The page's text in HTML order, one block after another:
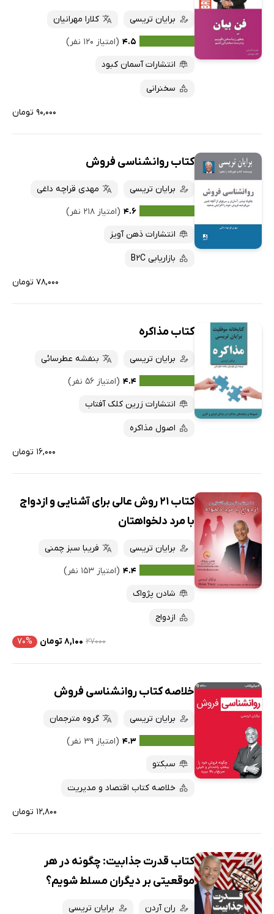
برایان تریسی
کلارا مهرانیان
۴.۵ (امتیاز ۱۲۰ نفر)
انتشارات آسمان کبود
سخنرانی
۹۰,۰۰۰ تومان
کتاب روانشناسی فروش
برایان تریسی
مهدی قراچه داغی
۴.۶ (امتیاز ۲۱۸ نفر)
انتشارات ذهن آویز
بازاریابی B2C
۷۸,۰۰۰ تومان
کتاب مذاکره
برایان تریسی
بنفشه عطرسائی
۴.۴ (امتیاز ۵۶ نفر)
انتشارات زرین کلک آفتاب
اصول مذاکره
۱۶,۰۰۰ تومان
کتاب 21 روش عالی برای آشنایی و ازدواج
با مرد دلخواهتان
برایان تریسی
فریبا سبز چمنی
۴.۴ (امتیاز ۱۵۳ نفر)
شادن پژواک
ازدواج
۲۷۰۰۰ ۸,۱۰۰ تومان ۷۰%
خلاصه کتاب روانشناسی فروش
برایان تریسی
گروه مترجمان
۴.۳ (امتیاز ۳۹ نفر)
سبکتو
خلاصه کتاب اقتصاد و مدیریت
۱۲,۸۰۰ تومان
کتاب قدرت جذابیت: چگونه در هر
موقعیتی بر دیگران مسلط شویم؟
ران آردن برایان تریسی